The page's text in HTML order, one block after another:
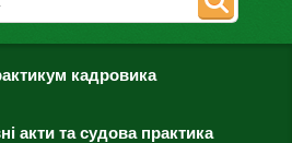
кадровика
акти та судова практика